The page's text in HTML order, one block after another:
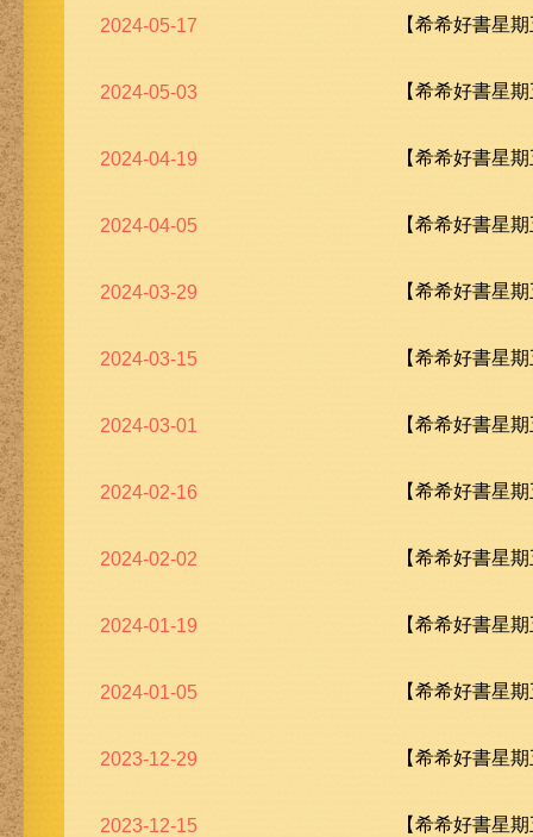
2024-05-17 【希希好書星
2024-05-03 【希希好書星
2024-04-19 【希希好書星
2024-04-05 【希希好書星
2024-03-29 【希希好書星
2024-03-15 【希希好書星
2024-03-01 【希希好書星
2024-02-16 【希希好書星
2024-02-02 【希希好書星
2024-01-19 【希希好書星
2024-01-05 【希希好書星
2023-12-29 【希希好書星
2023-12-15 【希希好書星